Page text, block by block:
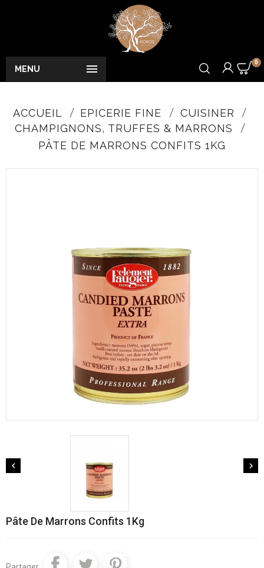

MENU
0
ACCUEIL EPICERIE FINE
CUISINER
CHAMPIGNONS, TRUFFES & MARRONS
PÂTE DE MARRONS CONFITS 1KG
 
Pâte De Marrons Confits 1Kg